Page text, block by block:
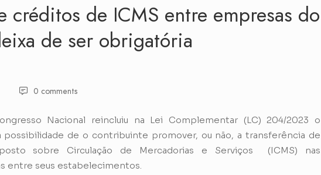
créditos de ICMS entre empresas do
de ser obrigatória
0 comments
Nacional reincluiu na Lei Complementar (LC) 204/2023 o
de o contribuinte promover, ou não, a transferência de
sobre Circulação de Mercadorias e Serviços (ICMS) nas
entre seus estabelecimentos.